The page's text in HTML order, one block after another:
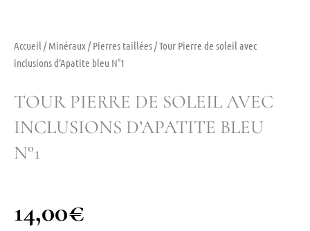
Accueil /Minéraux/Pierres taillées/ Tour Pierre de soleil avec
inclusions d’Apatite bleu N°1
TOUR PIERRE DE SOLEIL AVEC
INCLUSIONS D’APATITE BLEU
N°1
14,00€